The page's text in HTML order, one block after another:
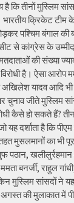
कि तीनों मुस्लिम
भारतीय क्रिकेट
पश्चिम बंगाल की
से कांग्रेस के
की संख्या
है। ऐसा आरोप
अखिलेश यादव आदि
चुनाव जीते मुस्लिम
कैसे हो सकते हैं?
दर्शाता है कि
मुसलमानों का भी
पठान,
बनर्जी, राहुल
मुस्लिम सांसदों ने यह
अगस्त की मुलाकात में